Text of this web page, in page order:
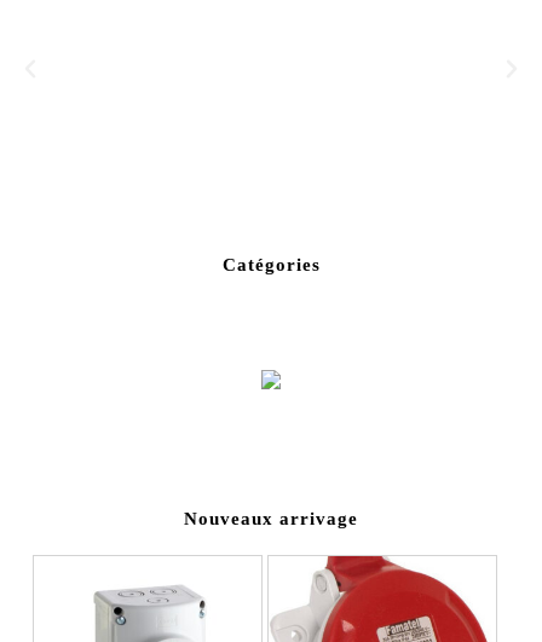
Catégories
Nouveaux arrivage